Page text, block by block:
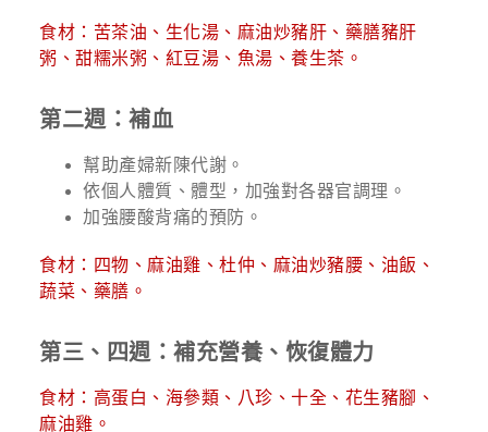
食材：苦茶油、生化湯、麻油炒豬肝、藥膳豬肝
粥、甜糯米粥、紅豆湯、魚湯、養生茶。
第二週：補血
幫助產婦新陳代謝。
依個人體質、體型，加強對各器官調理。
加強腰酸背痛的預防。
食材：四物、麻油雞、杜仲、麻油炒豬腰、油飯、
蔬菜、藥膳。
第三、四週：補充營養、恢復體力
食材：高蛋白、海參類、八珍、十全、花生豬腳、
麻油雞。